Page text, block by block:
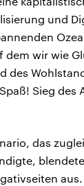
und
dem wir wie
des
Sieg des
das